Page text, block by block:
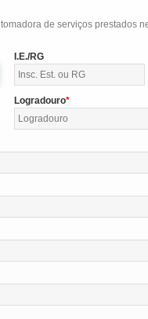
de serviços prestados
I.E./RG
Logradouro